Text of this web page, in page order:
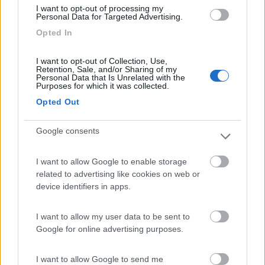
I want to opt-out of processing my
Personal Data for Targeted Advertising.
Opted In
I want to opt-out of Collection, Use,
Retention, Sale, and/or Sharing of my
Personal Data that Is Unrelated with the
Purposes for which it was collected.
Opted Out
Google consents
I want to allow Google to enable storage
related to advertising like cookies on web or
device identifiers in apps.
I want to allow my user data to be sent to
Google for online advertising purposes.
I want to allow Google to send me
Tommaso IZ4DJI
www.iz4dji.it
wippet
Inserito il24/05/2023 alle:23:19:07
Non dici in che periodo dell'estate e quanto a nord hai
intenzione di andare. C'è una bella differenza tra l'estremo nord
Considera poi che se il periodo è quello canonico per noi
mediterranei, lassù l'estate finisce ai primi di agosto...
a soffietto non sempre è della qualità necessaria in